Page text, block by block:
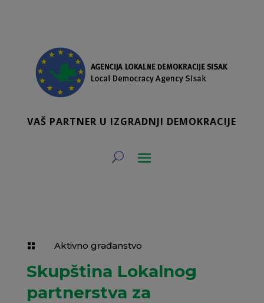
VAŠ PARTNER U IZGRADNJI DEMOKRACIJE
 Aktivno građanstvo
Skupština Lokalnog
partnerstva za